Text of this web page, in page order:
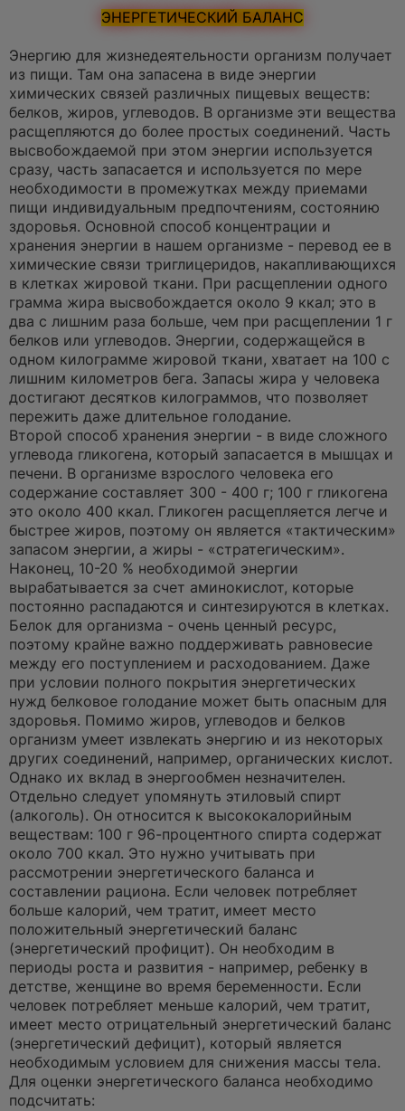
ЭНЕРГЕТИЧЕСКИЙ БАЛАНС
Энергию для жизнедеятельности организм получает
из пищи. Там она запасена в виде энергии
химических связей различных пищевых веществ:
белков, жиров, углеводов. В организме эти вещества
расщепляются до более простых соединений. Часть
высвобождаемой при этом энергии используется
сразу, часть запасается и используется по мере
необходимости в промежутках между приемами
пищи индивидуальным предпочтениям, состоянию
здоровья. Основной способ концентрации и
хранения энергии в нашем организме - перевод ее в
химические связи триглицеридов, накапливающихся
в клетках жировой ткани. При расщеплении одного
грамма жира высвобождается около 9 ккал; это в
два с лишним раза больше, чем при расщеплении 1 г
белков или углеводов. Энергии, содержащейся в
одном килограмме жировой ткани, хватает на 100 с
лишним километров бега. Запасы жира у человека
достигают десятков килограммов, что позволяет
пережить даже длительное голодание.
Второй способ хранения энергии - в виде сложного
углевода гликогена, который запасается в мышцах и
печени. В организме взрослого человека его
содержание составляет 300 - 400 г; 100 г гликогена
это около 400 ккал. Гликоген расщепляется легче и
быстрее жиров, поэтому он является «тактическим»
запасом энергии, а жиры - «стратегическим».
Наконец, 10-20 % необходимой энергии
вырабатывается за счет аминокислот, которые
постоянно распадаются и синтезируются в клетках.
Белок для организма - очень ценный ресурс,
поэтому крайне важно поддерживать равновесие
между его поступлением и расходованием. Даже
при условии полного покрытия энергетических
нужд белковое голодание может быть опасным для
здоровья. Помимо жиров, углеводов и белков
организм умеет извлекать энергию и из некоторых
других соединений, например, органических кислот.
Однако их вклад в энергообмен незначителен.
Отдельно следует упомянуть этиловый спирт
(алкоголь). Он относится к высококалорийным
веществам: 100 г 96-процентного спирта содержат
около 700 ккал. Это нужно учитывать при
рассмотрении энергетического баланса и
составлении рациона. Если человек потребляет
больше калорий, чем тратит, имеет место
положительный энергетический баланс
(энергетический профицит). Он необходим в
периоды роста и развития - например, ребенку в
детстве, женщине во время беременности. Если
человек потребляет меньше калорий, чем тратит,
имеет место отрицательный энергетический баланс
(энергетический дефицит), который является
необходимым условием для снижения массы тела.
Для оценки энергетического баланса необходимо
подсчитать: